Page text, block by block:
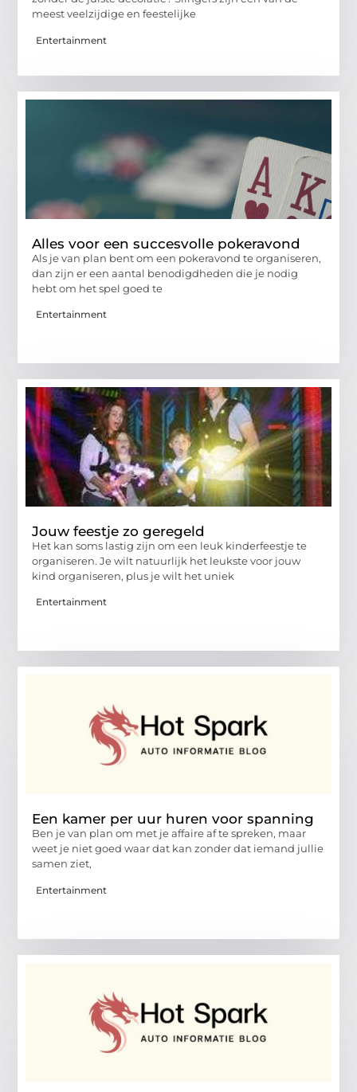
meest veelzijdige en feestelijke
Entertainment
Alles voor een succesvolle pokeravond
Als je van plan bent om een pokeravond te organiseren,
dan zijn er een aantal benodigdheden die je nodig
hebt om het spel goed te
Entertainment
Jouw feestje zo geregeld
Het kan soms lastig zijn om een leuk kinderfeestje te
organiseren. Je wilt natuurlijk het leukste voor jouw
kind organiseren, plus je wilt het uniek
Entertainment
Een kamer per uur huren voor spanning
Ben je van plan om met je affaire af te spreken, maar
weet je niet goed waar dat kan zonder dat iemand jullie
samen ziet,
Entertainment